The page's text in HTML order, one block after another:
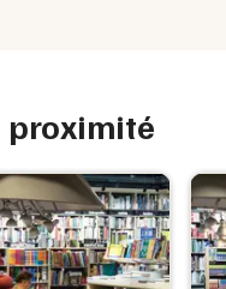
proximité